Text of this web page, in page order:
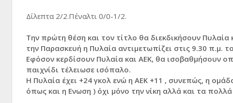
Δίλεπτα 2/2.Πέναλτι 0/0-1/2.
Την πρώτη θέση και τον τίτλο θα διεκδικήσουν
την Παρασκευή η Πυλαία αντιμετωπίζει στις 9.30 π.μ.
Εφόσον κερδίσουν Πυλαία και ΑΕΚ, θα ισοβαθμήσουν
παιχνίδι τέλειωσε ισόπαλο.
Η Πυλαία έχει +24 γκολ ενώ η ΑΕΚ +11 , συνεπώς, η
όπως και η Ενωση ) όχι μόνο την νίκη αλλά και τα